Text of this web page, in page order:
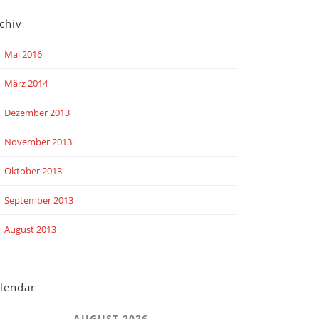
Mai 2016
März 2014
Dezember 2013
November 2013
Oktober 2013
September 2013
August 2013